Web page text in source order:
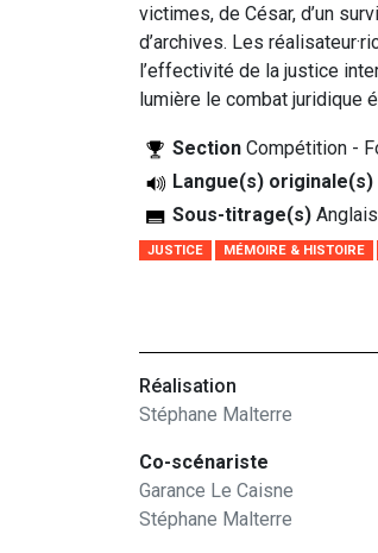
victimes, de César, d’un
d’archives. Les
l’effectivité de la justice
lumière le combat juridique
Section Compétition -
Langue(s) originale(s)
Sous-titrage(s)
JUSTICE MÉMOIRE & HISTOIRE
Réalisation
Stéphane Malterre
Co-scénariste
Garance Le Caisne
Stéphane Malterre